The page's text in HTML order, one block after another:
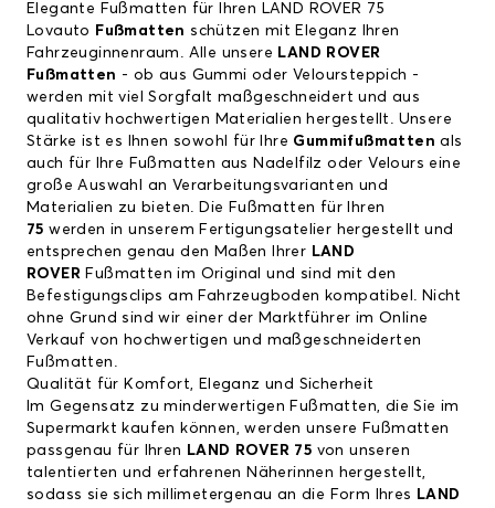
Elegante Fußmatten für Ihren LAND ROVER 75
Lovauto Fußmatten schützen mit Eleganz Ihren
Fahrzeuginnenraum. Alle unsere LAND ROVER
Fußmatten - ob aus Gummi oder Veloursteppich -
werden mit viel Sorgfalt maßgeschneidert und aus
qualitativ hochwertigen Materialien hergestellt. Unsere
Stärke ist es Ihnen sowohl für Ihre Gummifußmatten als
auch für Ihre Fußmatten aus Nadelfilz oder Velours eine
große Auswahl an Verarbeitungsvarianten und
Materialien zu bieten. Die Fußmatten für Ihren
75werden in unserem Fertigungsatelier hergestellt und
entsprechen genau den Maßen Ihrer LAND
ROVER Fußmatten im Original und sind mit den
Befestigungsclips am Fahrzeugboden kompatibel. Nicht
ohne Grund sind wir einer der Marktführer im Online
Verkauf von hochwertigen und maßgeschneiderten
Fußmatten.
Qualität für Komfort, Eleganz und Sicherheit
Im Gegensatz zu minderwertigen Fußmatten, die Sie im
Supermarkt kaufen können, werden unsere Fußmatten
passgenau für Ihren LAND ROVER 75 von unseren
talentierten und erfahrenen Näherinnen hergestellt,
sodass sie sich millimetergenau an die Form Ihres LAND